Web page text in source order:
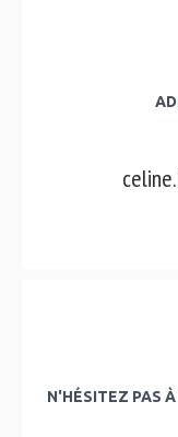
N'HÉSITEZ PAS